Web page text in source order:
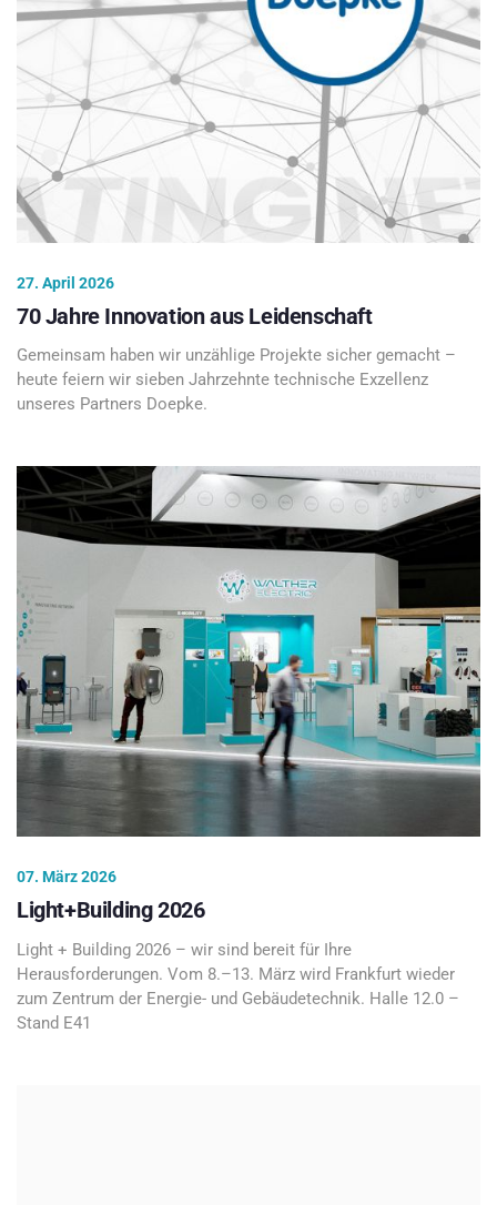
27. April 2026
70 Jahre Innovation aus Leidenschaft
Gemeinsam haben wir unzählige Projekte sicher gemacht –
heute feiern wir sieben Jahrzehnte technische Exzellenz
unseres Partners Doepke.
07. März 2026
Light+Building 2026
Light + Building 2026 – wir sind bereit für Ihre
Herausforderungen. Vom 8.–13. März wird Frankfurt wieder
zum Zentrum der Energie- und Gebäudetechnik. Halle 12.0 –
Stand E41